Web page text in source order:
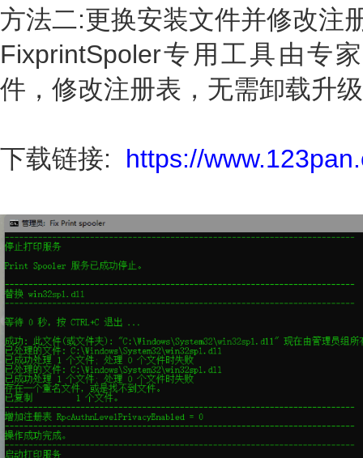
方法二:更换安装文件并修改注
FixprintSpoler专用工具由专
件，修改注册表，无需卸载升
下载链接: https://